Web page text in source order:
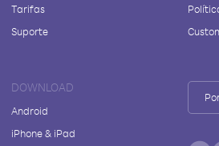
Tarifas
Suporte
DOWNLOAD
Android
iPhone & iPad